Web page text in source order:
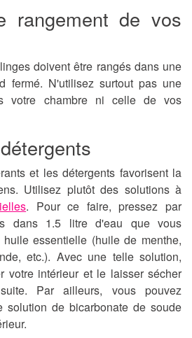
rangement de vos
doivent être rangés dans une
fermé. N'utilisez surtout pas une
votre chambre ni celle de vos
et les détergents favorisent la
. Utilisez plutôt des solutions à
. Pour ce faire, pressez par
dans 1.5 litre d'eau que vous
essentielle (huile de menthe,
etc.). Avec une telle solution,
votre intérieur et le laisser sécher
Par ailleurs, vous pouvez
solution de bicarbonate de soude